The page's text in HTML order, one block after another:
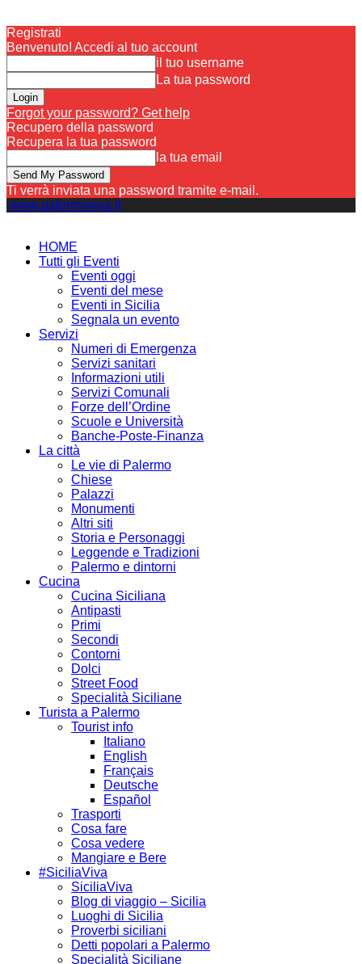
Registrati
Benvenuto! Accedi al tuo account
il tuo username
La tua password
Forgot your password? Get help
Recupero della password
Recupera la tua password
la tua email
Ti verrà inviata una password tramite e-mail.
www.palermoviva.it
HOME
Tutti gli Eventi
Eventi oggi
Eventi del mese
Eventi in Sicilia
Segnala un evento
Servizi
Numeri di Emergenza
Servizi sanitari
Informazioni utili
Servizi Comunali
Forze dell’Ordine
Scuole e Università
Banche-Poste-Finanza
La città
Le vie di Palermo
Chiese
Palazzi
Monumenti
Altri siti
Storia e Personaggi
Leggende e Tradizioni
Palermo e dintorni
Cucina
Cucina Siciliana
Antipasti
Primi
Secondi
Contorni
Dolci
Street Food
Specialità Siciliane
Turista a Palermo
Tourist info
Italiano
English
Français
Deutsche
Español
Trasporti
Cosa fare
Cosa vedere
Mangiare e Bere
#SiciliaViva
SiciliaViva
Blog di viaggio – Sicilia
Luoghi di Sicilia
Proverbi siciliani
Detti popolari a Palermo
Specialità Siciliane